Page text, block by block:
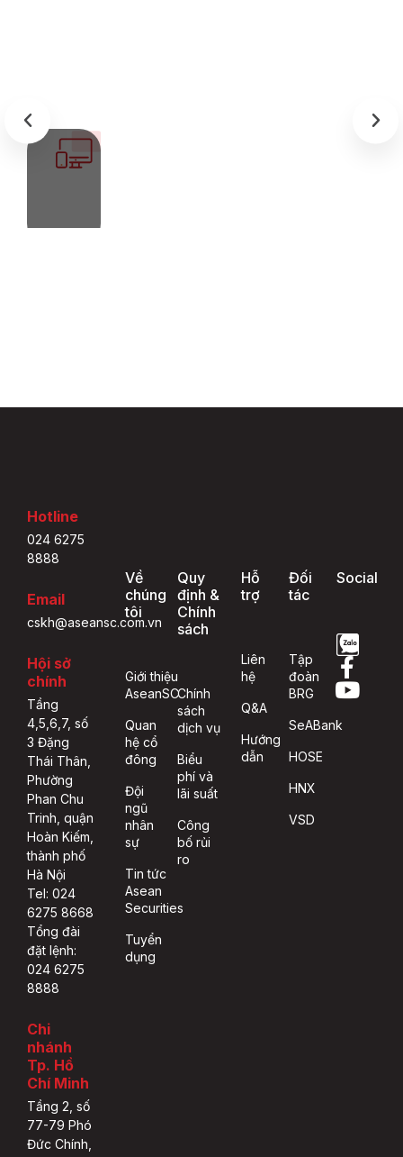
Hotline
024 6275
8888
Email
cskh@aseansc.com.vn
Hội sở
chính
Tầng
4,5,6,7, số
3 Đặng
Thái Thân,
Phường
Phan Chu
Trinh, quận
Hoàn Kiếm,
thành phố
Hà Nội
Tel: 024
6275 8668
Tổng đài
đặt lệnh:
024 6275
8888
Chi
nhánh
Tp. Hồ
Chí Minh
Tầng 2, số
77-79 Phó
Đức Chính,
Về
chúng
tôi
Giới thiệu
AseanSC
Quan
hệ cổ
đông
Đội
ngũ
nhân
sự
Tin tức
Asean
Securities
Tuyển
dụng
Quy
định &
Chính
sách
Chính
sách
dịch vụ
Biểu
phí và
lãi suất
Công
bố rủi
ro
Hỗ
trợ
Liên
hệ
Q&A
Hướng
dẫn
Đối
tác
Tập
đoàn
BRG
SeABank
HOSE
HNX
VSD
Social